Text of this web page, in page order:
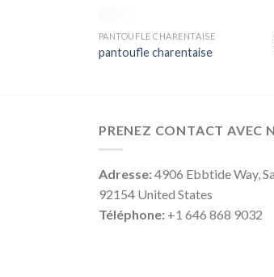
PANTOUFLE CHARENTAISE
pantoufle charentaise
PRENEZ CONTACT AVEC
Adresse:4906 Ebbtide Way,
92154 United States
Téléphone: +1 646 868 9032